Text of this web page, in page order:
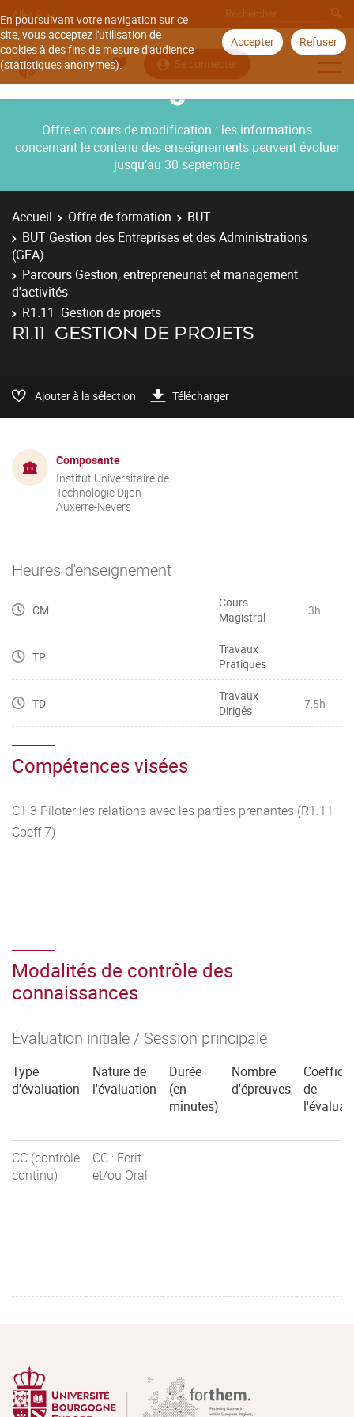
En poursuivant votre navigation sur ce
site, vous acceptez l'utilisation de
cookies à des fins de mesure d'audience
(statistiques anonymes).
Accepter Refuser
Aller à
Se connecter
Offre en cours de modification : les informations
concernant le contenu des enseignements peuvent évoluer
jusqu’au 30 septembre
Accueil Offre de formation
BUT
BUT Gestion des Entreprises et des Administrations
(GEA)
Parcours Gestion, entrepreneuriat et management
d'activités
R1.11 Gestion de projets
R1.11 GESTION DE PROJETS
Ajouter à la sélection Télécharger
Composante
Institut Universitaire de
Technologie Dijon-
Auxerre-Nevers
Heures d'enseignement
CM
Cours
Magistral
3h
TP
Travaux
Pratiques
TD
Travaux
Dirigés
7,5h
Compétences visées
C1.3 Piloter les relations avec les parties prenantes (R1.11
Coeff 7)
Modalités de contrôle des
connaissances
Évaluation initiale / Session principale
Type
d'évaluation
Nature de
l'évaluation
Durée
(en
minutes)
Nombre
d'épreuves
de
CC (contrôle
continu)
CC : Ecrit
et/ou Oral